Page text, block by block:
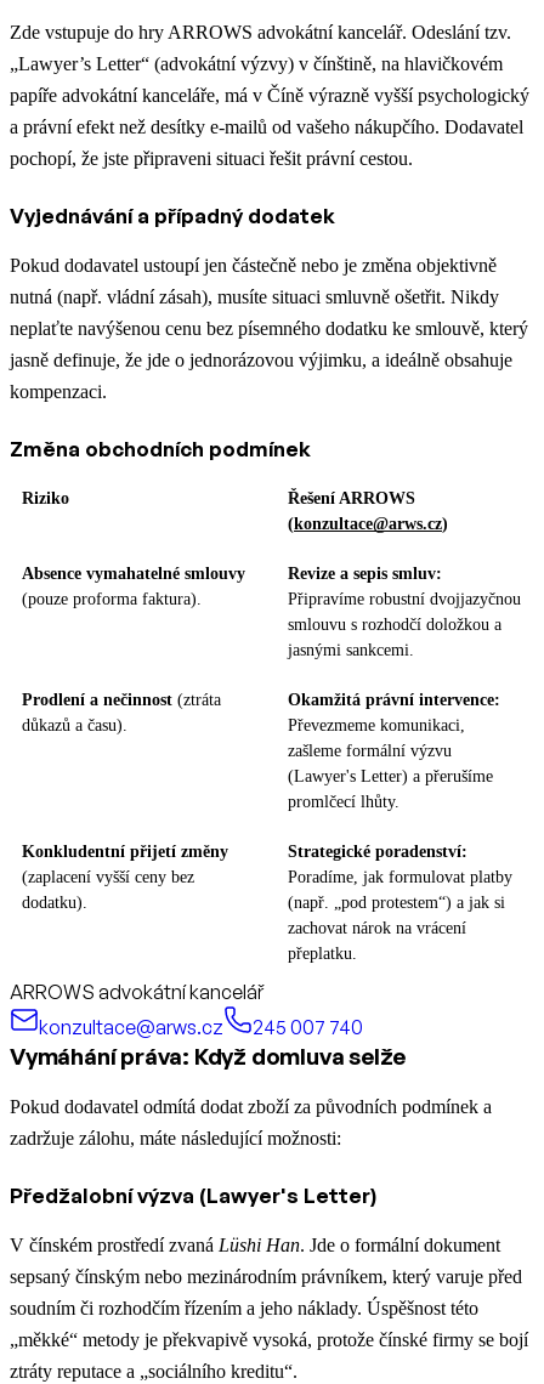
Zde vstupuje do hry ARROWS advokátní kancelář. Odeslání tzv.
„Lawyer’s Letter“ (advokátní výzvy) v čínštině, na hlavičkovém
papíře advokátní kanceláře, má v Číně výrazně vyšší psychologický
a právní efekt než desítky e-mailů od vašeho nákupčího. Dodavatel
pochopí, že jste připraveni situaci řešit právní cestou.
Vyjednávání a případný dodatek
Pokud dodavatel ustoupí jen částečně nebo je změna objektivně
nutná (např. vládní zásah), musíte situaci smluvně ošetřit. Nikdy
neplaťte navýšenou cenu bez písemného dodatku ke smlouvě, který
jasně definuje, že jde o jednorázovou výjimku, a ideálně obsahuje
kompenzaci.
Změna obchodních podmínek
Riziko
Řešení ARROWS
(konzultace@arws.cz)
Absence vymahatelné smlouvy
(pouze proforma faktura).
Revize a sepis smluv:
Připravíme robustní dvojjazyčnou
smlouvu s rozhodčí doložkou a
jasnými sankcemi.
Prodlení a nečinnost (ztráta
důkazů a času).
Okamžitá právní intervence:
Převezmeme komunikaci,
zašleme formální výzvu
(Lawyer's Letter) a přerušíme
promlčecí lhůty.
Konkludentní přijetí změny
(zaplacení vyšší ceny bez
dodatku).
Strategické poradenství:
Poradíme, jak formulovat platby
(např. „pod protestem“) a jak si
zachovat nárok na vrácení
přeplatku.
ARROWS advokátní kancelář
konzultace@arws.cz
245 007 740
Vymáhání práva: Když domluva selže
Pokud dodavatel odmítá dodat zboží za původních podmínek a
zadržuje zálohu, máte následující možnosti:
Předžalobní výzva (Lawyer's Letter)
V čínském prostředí zvaná Lüshi Han. Jde o formální dokument
sepsaný čínským nebo mezinárodním právníkem, který varuje před
soudním či rozhodčím řízením a jeho náklady. Úspěšnost této
„měkké“ metody je překvapivě vysoká, protože čínské firmy se bojí
ztráty reputace a „sociálního kreditu“.